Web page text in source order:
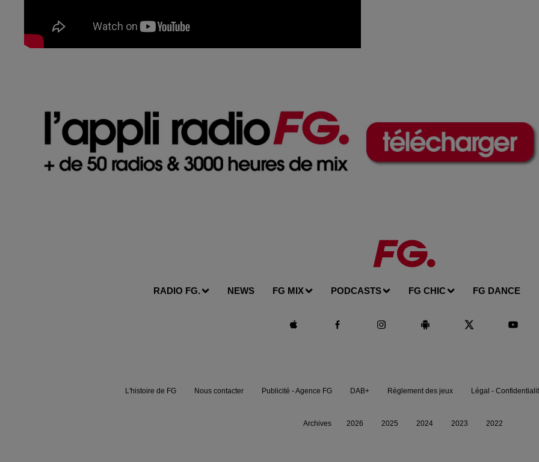
RADIO FG. NEWS FG MIX PODCASTS FG CHIC FG DANCE
L'histoire de FG Nous contacter Publicité - Agence FG DAB+ Règlement des jeux Légal -
Archives 2026 2025 2024 2023 2022